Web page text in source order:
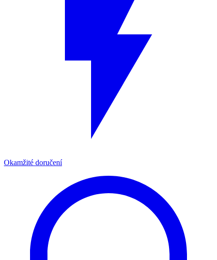
Okamžité doručení